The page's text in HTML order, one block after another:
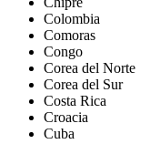
Colombia
Comoras
Congo
Corea del Norte
Corea del Sur
Costa Rica
Croacia
Cuba